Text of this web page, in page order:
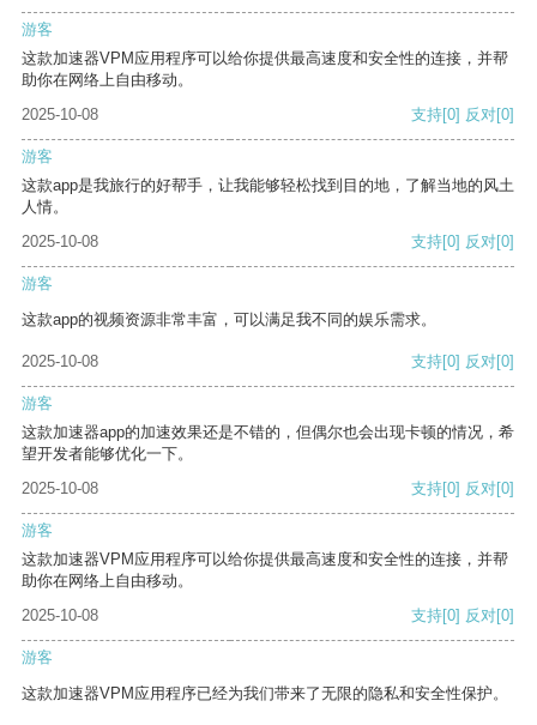
游客
这款加速器VPM应用程序可以给你提供最高速度和安全性的连接，并帮
助你在网络上自由移动。
2025-10-08
支持[0] 反对[0]
游客
这款app是我旅行的好帮手，让我能够轻松找到目的地，了解当地的风土
人情。
2025-10-08
支持[0] 反对[0]
游客
这款app的视频资源非常丰富，可以满足我不同的娱乐需求。
2025-10-08 支持[0] 反对[0]
游客
这款加速器app的加速效果还是不错的，但偶尔也会出现卡顿的情况，希
望开发者能够优化一下。
2025-10-08
支持[0] 反对[0]
游客
这款加速器VPM应用程序可以给你提供最高速度和安全性的连接，并帮
助你在网络上自由移动。
2025-10-08
支持[0] 反对[0]
游客
这款加速器VPM应用程序已经为我们带来了无限的隐私和安全性保护。